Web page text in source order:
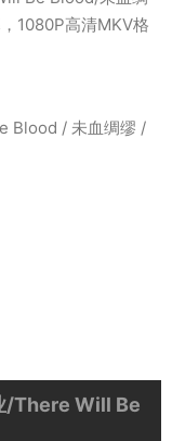
1080P高清MKV格
Blood / 未血绸缪 /
/There Will Be